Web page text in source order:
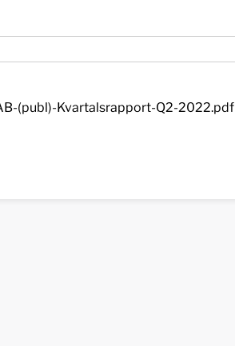
(publ)-Kvartalsrapport-Q2-2022.pdf